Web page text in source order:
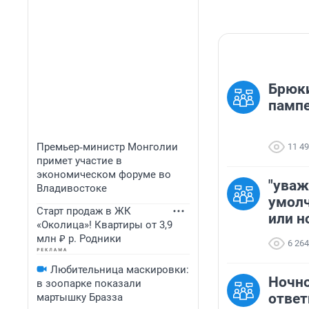
Премьер‑министр Монголии
примет участие в
экономическом форуме во
Владивостоке
Старт продаж в ЖК
«Околица»! Квартиры от 3,9
млн ₽ р. Родники
Любительница маскировки:
в зоопарке показали
мартышку Бразза
11
или
6 264